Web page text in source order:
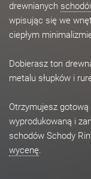
drewnianych
wpisując się we
ciepłym
Dobierasz ton
metalu słupków i
Otrzymujesz
wyprodukowaną i
schodów Schody
wycenę.